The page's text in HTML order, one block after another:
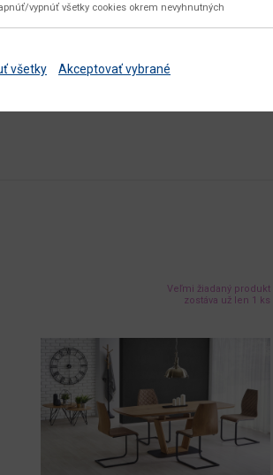
biela
Veľmi žiadaný produkt
zostáva už len 1 ks
vypnúť všetky cookies okrem nevyhnutných
všetky Akceptovať vybrané